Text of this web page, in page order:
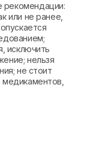
или не ранее,
исключить
нельзя
не стоит